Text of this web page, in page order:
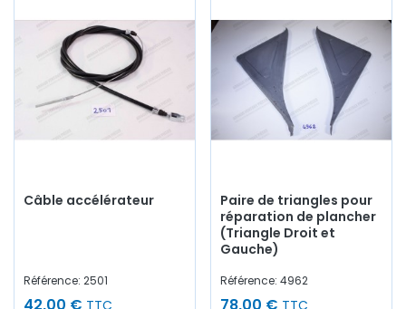
Câble accélérateur
Référence: 2501
Paire de triangles pour
réparation de plancher
(Triangle Droit et
Gauche)
Référence: 4962